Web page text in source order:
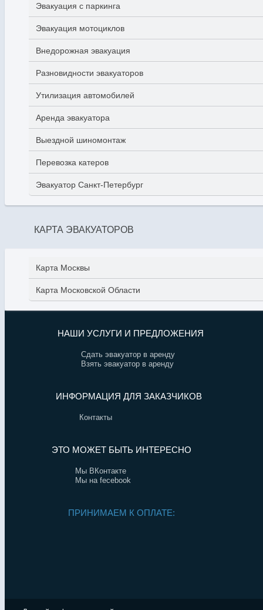
Эвакуация с паркинга
Эвакуация мотоциклов
Внедорожная эвакуация
Разновидности эвакуаторов
Утилизация автомобилей
Аренда эвакуатора
Выездной шиномонтаж
Перевозка катеров
Эвакуатор Санкт-Петербург
КАРТА ЭВАКУАТОРОВ
Карта Москвы
Карта Московской Области
НАШИ УСЛУГИ И ПРЕДЛОЖЕНИЯ
Сдать эвакуатор в аренду
Взять эвакуатор в аренду
ИНФОРМАЦИЯ ДЛЯ ЗАКАЗЧИКОВ
Контакты
ЭТО МОЖЕТ БЫТЬ ИНТЕРЕСНО
Мы ВКонтакте
Мы на fecebook
ПРИНИМАЕМ К ОПЛАТЕ: